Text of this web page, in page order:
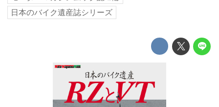
日本のバイク遺産誌シリーズ